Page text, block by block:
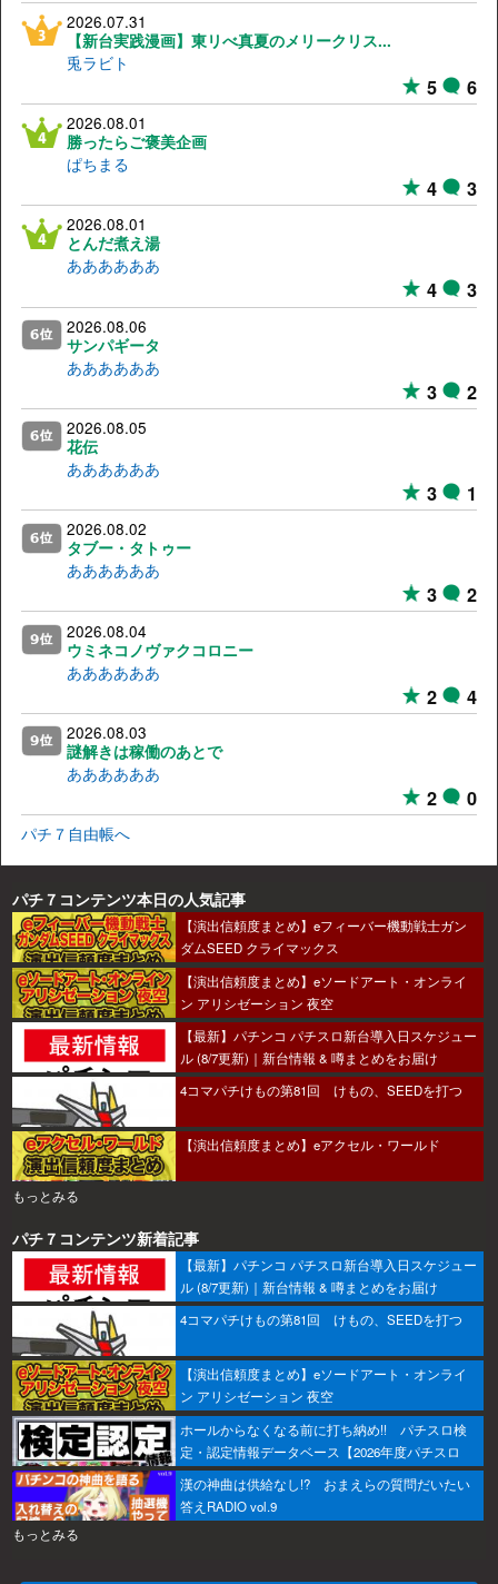
2026.07.31
【新台実践漫画】東リべ真夏のメリークリス...
兎ラビト
5 6
2026.08.01
勝ったらご褒美企画
ぱちまる
4 3
2026.08.01
とんだ煮え湯
ああああああ
4 3
2026.08.06
サンパギータ
ああああああ
3 2
2026.08.05
花伝
ああああああ
3 1
2026.08.02
タブー・タトゥー
ああああああ
3 2
2026.08.04
ウミネコノヴァクコロニー
ああああああ
2 4
2026.08.03
謎解きは稼働のあとで
ああああああ
2 0
パチ７自由帳へ
パチ７コンテンツ本日の人気記事
【演出信頼度まとめ】eフィーバー機動戦士ガン
ダムSEED クライマックス
【演出信頼度まとめ】eソードアート・オンライ
ン アリシゼーション 夜空
【最新】パチンコ パチスロ新台導入日スケジュー
ル (8/7更新)｜新台情報 & 噂まとめをお届け
4コマパチけもの第81回 けもの、SEEDを打つ
【演出信頼度まとめ】eアクセル・ワールド
もっとみる
パチ７コンテンツ新着記事
【最新】パチンコ パチスロ新台導入日スケジュー
ル (8/7更新)｜新台情報 & 噂まとめをお届け
4コマパチけもの第81回 けもの、SEEDを打つ
【演出信頼度まとめ】eソードアート・オンライ
ン アリシゼーション 夜空
ホールからなくなる前に打ち納め!! パチスロ検
定・認定情報データベース【2026年度パチスロ
版】
漢の神曲は供給なし!? おまえらの質問だいたい
答えRADIO vol.9
もっとみる